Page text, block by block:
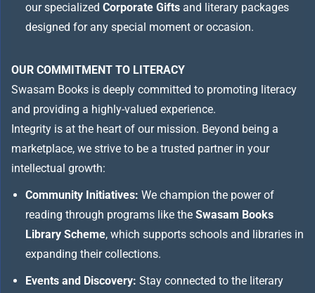
our specialized Corporate Gifts and literary packages
designed for any special moment or occasion.
OUR COMMITMENT TO LITERACY
Swasam Books is deeply committed to promoting literacy
and providing a highly-valued experience.
Integrity is at the heart of our mission. Beyond being a
marketplace, we strive to be a trusted partner in your
intellectual growth:
Community Initiatives: We champion the power of
reading through programs like the Swasam Books
Library Scheme, which supports schools and libraries in
expanding their collections.
Events and Discovery: Stay connected to the literary